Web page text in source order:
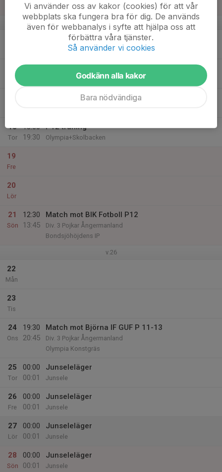
Olympia Konstgräs
v.25
16
Tis
18:00
Konstgräs Olympia
18
Tor
18:00
19:30
P12 träning
Olympia+Skolbacken
19
Fre
20
Lör
21
Sön
12:30
13:45
Match mot BIK Fotboll P12
Div. 3 Pojkar Ångermanland
Bondsjöhöjdens IP
v.26
22
Mån
23
Tis
24
Ons
19:30
20:45
Match mot Björna IF GUF P 11-13
Div. 3 Pojkar Ångermanland
Olympia Konstgräs
25
Tor
00:00
00:01
Junseleläger
Junsele
26
Fre
00:00
00:01
Junseleläger
Junsele
27
Lör
00:00
00:01
Junseleläger
Junsele
28
Sön
00:00
00:01
Junseleläger
Junsele
Vi använder oss av kakor (cookies) för att vår
webbplats ska fungera bra för dig. De används
även för webbanalys i syfte att hjälpa oss att
förbättra våra tjänster.
Så använder vi cookies
Godkänn alla kakor
Bara nödvändiga